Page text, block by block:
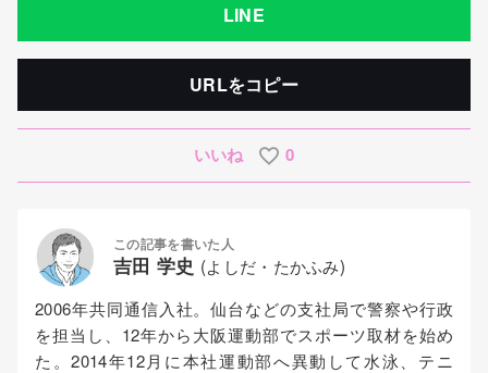
LINE
URLをコピー
いいね 0
この記事を書いた人
吉田 学史 (よしだ・たかふみ)
2006年共同通信入社。仙台などの支社局で警察や行政
を担当し、12年から大阪運動部でスポーツ取材を始め
た。2014年12月に本社運動部へ異動して水泳、テニ